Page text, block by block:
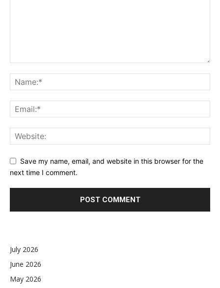
Save my name, email, and website in this browser for the
next time I comment.
July 2026
June 2026
May 2026